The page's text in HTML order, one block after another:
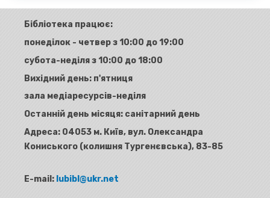
Бібліотека працює:
понеділок - четвер з 10:00 до 19:00
субота-неділя з 10:00 до 18:00
Вихідний день: п'ятниця
зала медіаресурсів-неділя
Останній день місяця: санітарний день
Адреса: 04053 м. Київ, вул. Олександра
Кониського (колишня Тургенєвська), 83-85
E-mail: lubibl@ukr.net